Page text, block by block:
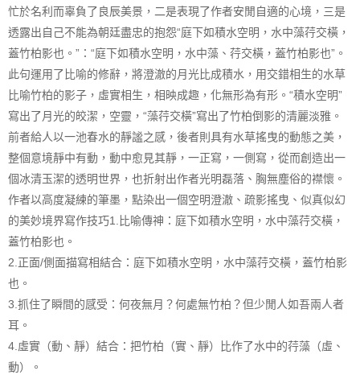
忙於名利而辜負了良辰美景，二是表現了作者安閒自適的心境，三是
透露出自己不能為朝廷盡忠的抱怨“庭下如積水空明，水中藻荇交橫，
蓋竹柏影也。”：“庭下如積水空明，水中藻、荇交橫，蓋竹柏影也”。
此句運用了比喻的修辭，將澄澈的月光比成積水，用交錯相生的水草
比喻竹柏的影子，虛實相生，相映成趣，化無形為有形。“積水空明”
寫出了月光的皎潔，空靈，“藻荇交橫”寫出了竹柏倒影的清麗淡雅。
前者給人以一池春水的靜謐之感，後者則具有水草搖曳的動態之美，
整個意境靜中有動，動中愈見其靜，一正寫，一側寫，從而創造出一
個冰清玉潔的透明世界，也折射出作者光明磊落、胸無塵俗的襟懷。
作者以高度凝練的筆墨，點染出一個空明澄澈、疏影搖曳、似真似幻
的美妙境界寫作技巧1.比喻傳神：庭下如積水空明，水中藻荇交橫，
蓋竹柏影也。
2.正面/側面描寫相結合：庭下如積水空明，水中藻荇交橫，蓋竹柏影
也。
3.抓住了瞬間的感受：何夜無月？何處無竹柏？但少閒人如吾兩人者
耳。
4.虛實（動、靜）結合：把竹柏（實、靜）比作了水中的荇藻（虛、
動）。